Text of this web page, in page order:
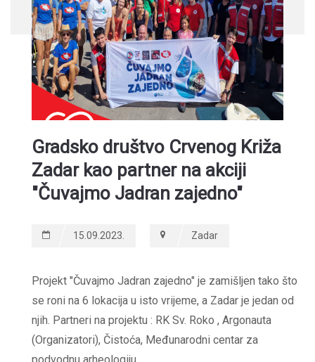
Gradsko društvo Crvenog Križa
Zadar kao partner na akciji
"Čuvajmo Jadran zajedno"
15.09.2023. Zadar
Projekt "Čuvajmo Jadran zajedno" je zamišljen tako što
se roni na 6 lokacija u isto vrijeme, a Zadar je jedan od
njih. Partneri na projektu : RK Sv. Roko , Argonauta
(Organizatori), Čistoća, Međunarodni centar za